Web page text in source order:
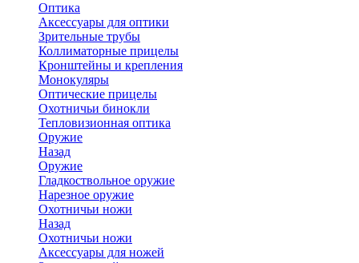
Оптика
Аксессуары для оптики
Зрительные трубы
Коллиматорные прицелы
Кронштейны и крепления
Монокуляры
Оптические прицелы
Охотничьи бинокли
Тепловизионная оптика
Оружие
Назад
Оружие
Гладкоствольное оружие
Нарезное оружие
Охотничьи ножи
Назад
Охотничьи ножи
Аксессуары для ножей